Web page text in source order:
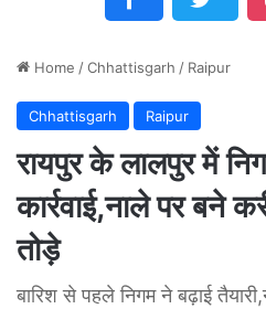
Home /Chhattisgarh / Raipur
Chhattisgarh Raipur
रायपुर के लालपुर में
कार्रवाई,नाले पर बने
तोड़े
बारिश से पहले निगम ने बढ़ाई